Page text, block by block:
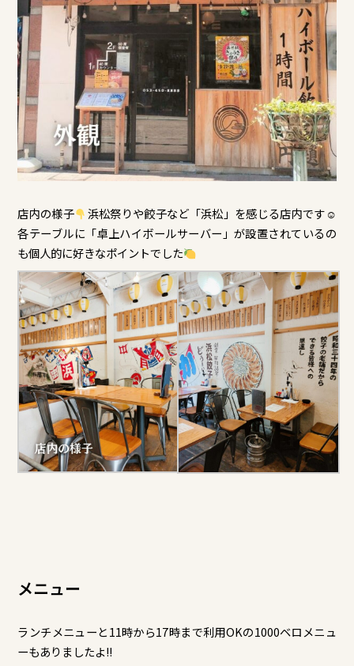
店内の様子
浜松祭りや餃子など「浜松」を感じる店内です☺
各テーブルに「卓上ハイボールサーバー」が設置されているの
も個人的に好きなポイントでした
メニュー
ランチメニューと11時から17時まで利用OKの1000ベロメニュ
ーもありましたよ!!